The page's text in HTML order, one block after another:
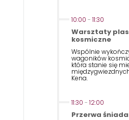
10:00 - 11:30
Warsztaty
kosmiczne
Wspólnie
wagoników
która stanie się
Kena.
11:30 - 12:00
Przerwa